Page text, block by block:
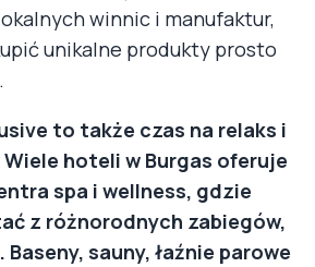
winnic i manufaktur,
unikalne produkty prosto
to także czas na relaks i
hoteli w Burgas oferuje
spa i wellness, gdzie
z różnorodnych zabiegów,
sauny, łaźnie parowe